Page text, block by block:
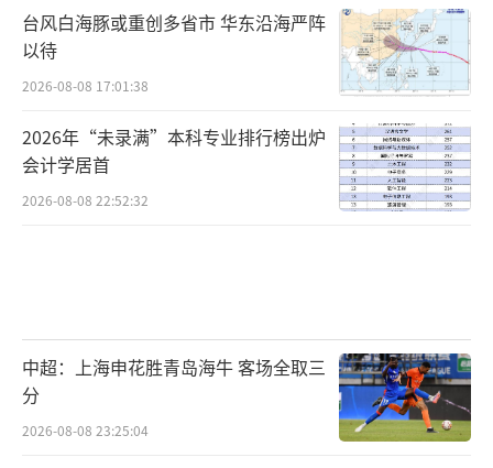
台风白海豚或重创多省市 华东沿海严阵
以待
2026-08-08 17:01:38
2026年“未录满”本科专业排行榜出炉
会计学居首
2026-08-08 22:52:32
中超：上海申花胜青岛海牛 客场全取三
分
2026-08-08 23:25:04